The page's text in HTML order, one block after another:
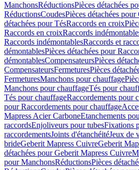
ManchonsRéductionsPièces détachées
RéductionsCoudesPièces détachées pour
détachées pour TésRaccords en croix
Raccords en croixRaccords
Raccords indémontablesRaccords et
démontablesPièces détachées pour
démontablesCompensateursPièces
CompensateursFermeturesPièces
FermeturesManchons pour chauffage
Manchons pour chauffageTés pour
Tés pour chauffageRaccordements pour
pour Raccordements pour chauffage
Mapress Acier CarboneEtanchements
raccordsEnjoliveurs pour tubesFixations
raccordementsJoints d'étanchéitéJeux de
brideGeberit Mapress CuivreGeberit
détachées pour Geberit Mapress Cuivre
pour ManchonsRéductionsPièces